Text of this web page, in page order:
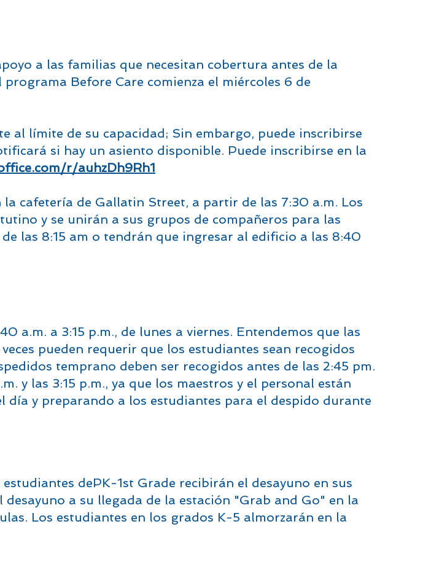
a las familias que necesitan cobertura antes de la
Before Care comienza el miércoles 6 de
al límite de su capacidad; Sin embargo, puede inscribirse
si hay un asiento disponible. Puede inscribirse en la
r/auhzDh9Rh1
cafetería de Gallatin Street, a partir de las 7:30 a.m. Los
y se unirán a sus grupos de compañeros para las
las 8:15 am o tendrán que ingresar al edificio a las 8:40
a.m. a 3:15 p.m., de lunes a viernes. Entendemos que las
pueden requerir que los estudiantes sean recogidos
temprano deben ser recogidos antes de las 2:45 pm.
y las 3:15 p.m., ya que los maestros y el personal están
y preparando a los estudiantes para el despido durante
dePK-1st Grade recibirán el desayuno en sus
a su llegada de la estación "Grab and Go" en la
Los estudiantes en los grados K-5 almorzarán en la